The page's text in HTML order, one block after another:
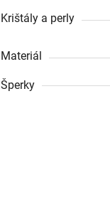
Krištály a perly
Materiál
Šperky